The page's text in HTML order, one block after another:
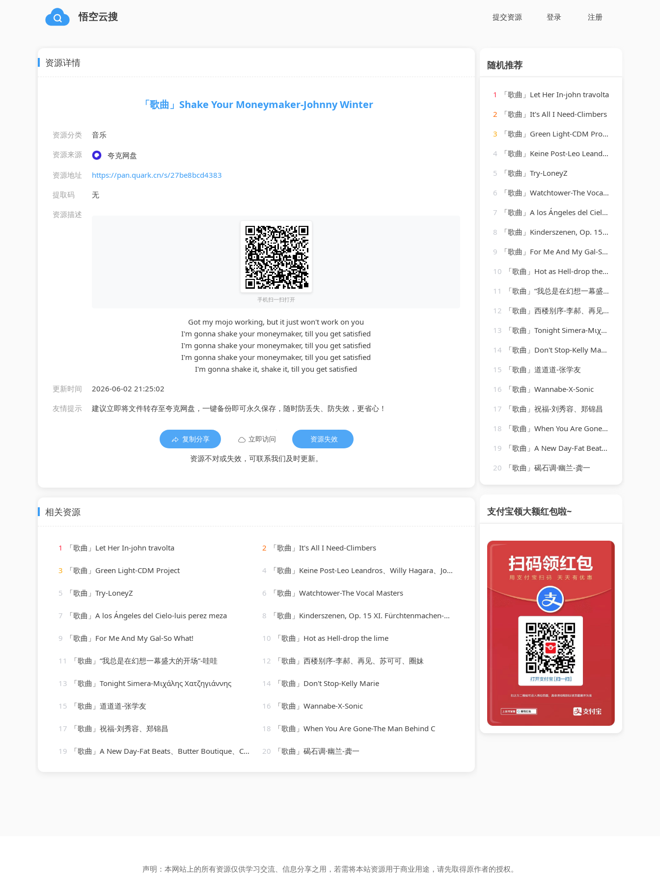
悟空云搜 提交资源 登录 注册
资源详情
「歌曲」Shake Your Moneymaker-Johnny Winter
资源分类
音乐
资源来源
夸克网盘
资源地址
https://pan.quark.cn/s/27be8bcd4383
提取码
无
资源描述
手机扫一扫打开
Got my mojo working, but it just won't work on you
I'm gonna shake your moneymaker, till you get satisfied
I'm gonna shake your moneymaker, till you get satisfied
I'm gonna shake your moneymaker, till you get satisfied
I'm gonna shake it, shake it, till you get satisfied
更新时间
2026-06-02 21:25:02
友情提示
建议立即将文件转存至夸克网盘，一键备份即可永久保存，随时防丢失、防失效，更省心！
复制分享 立即访问 资源失效
资源不对或失效，可联系我们及时更新。
相关资源
1 「歌曲」Let Her In-john travolta 2 「歌曲」It's All I Need-Climbers
3 「歌曲」Green Light-CDM Project 4 「歌曲」Keine Post-Leo Leandros、Willy Hagara、Jost Wöhrmann
5 「歌曲」Try-LoneyZ 6 「歌曲」Watchtower-The Vocal Masters
7 「歌曲」A los Ángeles del Cielo-luis perez meza 8 「歌曲」Kinderszenen, Op. 15 XI. Fürchtenmachen-Brigitte Engerer
9 「歌曲」For Me And My Gal-So What! 10 「歌曲」Hot as Hell-drop the lime
11 「歌曲」“我总是在幻想一幕盛大的开场”-哇哇 12 「歌曲」西楼别序-李郝、再见、苏可可、圈妹
13 「歌曲」Tonight Simera-Μιχάλης Χατζηγιάννης 14 「歌曲」Don't Stop-Kelly Marie
15 「歌曲」道道道-张学友 16 「歌曲」Wannabe-X-Sonic
17 「歌曲」祝福-刘秀容、郑锦昌 18 「歌曲」When You Are Gone-The Man Behind C
19 「歌曲」A New Day-Fat Beats、Butter Boutique、Chris Stile 20 「歌曲」碣石调·幽兰-龚一
随机推荐
1
「歌曲」Let Her In-john travolta
2
「歌曲」It's All I Need-Climbers
3
「歌曲」Green Light-CDM Project
4
「歌曲」Keine Post-Leo Leandros、Willy Hagara、Jost Wöhrmann
5
「歌曲」Try-LoneyZ
6
「歌曲」Watchtower-The Vocal Masters
7
「歌曲」A los Ángeles del Cielo-luis perez meza
8
「歌曲」Kinderszenen, Op. 15 XI. Fürchtenmachen-Brigitte Engerer
9
「歌曲」For Me And My Gal-So What!
10
「歌曲」Hot as Hell-drop the lime
11
「歌曲」“我总是在幻想一幕盛大的开场”-哇哇
12
「歌曲」西楼别序-李郝、再见、苏可可、圈妹
13
「歌曲」Tonight Simera-Μιχάλης Χατζηγιάννης
14
「歌曲」Don't Stop-Kelly Marie
15
「歌曲」道道道-张学友
16
「歌曲」Wannabe-X-Sonic
17
「歌曲」祝福-刘秀容、郑锦昌
18
「歌曲」When You Are Gone-The Man Behind C
19
「歌曲」A New Day-Fat Beats、Butter Boutique、Chris Stile
20
「歌曲」碣石调·幽兰-龚一
支付宝领大额红包啦~
声明：本网站上的所有资源仅供学习交流、信息分享之用，若需将本站资源用于商业用途，请先取得原作者的授权。